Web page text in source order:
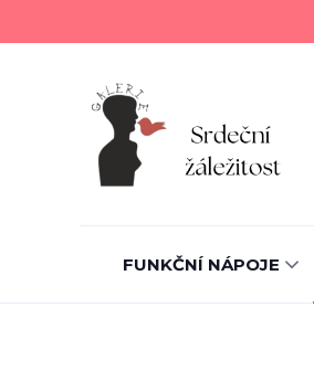
FUNKČNÍ NÁPOJE